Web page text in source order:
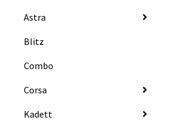
Astra
Blitz
Combo
Corsa
Kadett